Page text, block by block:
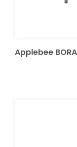
Applebee